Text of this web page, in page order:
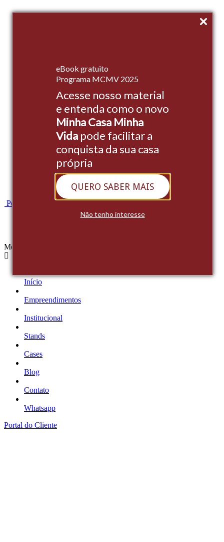
eBook gratuito
Programa MCMV 2025
Acesse nosso material
e entenda como o novo
Minha Casa Minha
Vidapode facilitar a
conquista da sua casa
própria
QUERO SABER MAIS
Não tenho interesse
Empreendimentos
Institucional
Portal do Cliente
Menu
Início
Empreendimentos
Institucional
Stands
Cases
Blog
Contato
Whatsapp
Portal do Cliente